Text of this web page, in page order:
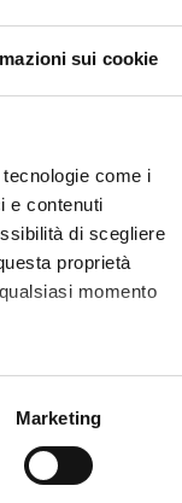
sui cookie
come i
e contenuti
di scegliere
proprietà
momento
Marketing
of
for Economics
and economics.